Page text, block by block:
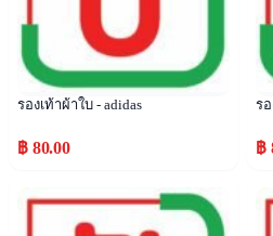
รองเท้าผ้าใบ - adidas
฿ 80.00
ร
฿
Popular